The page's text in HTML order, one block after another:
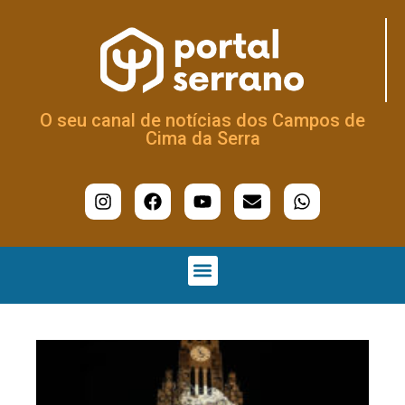
O seu canal de notícias dos Campos de
Cima da Serra